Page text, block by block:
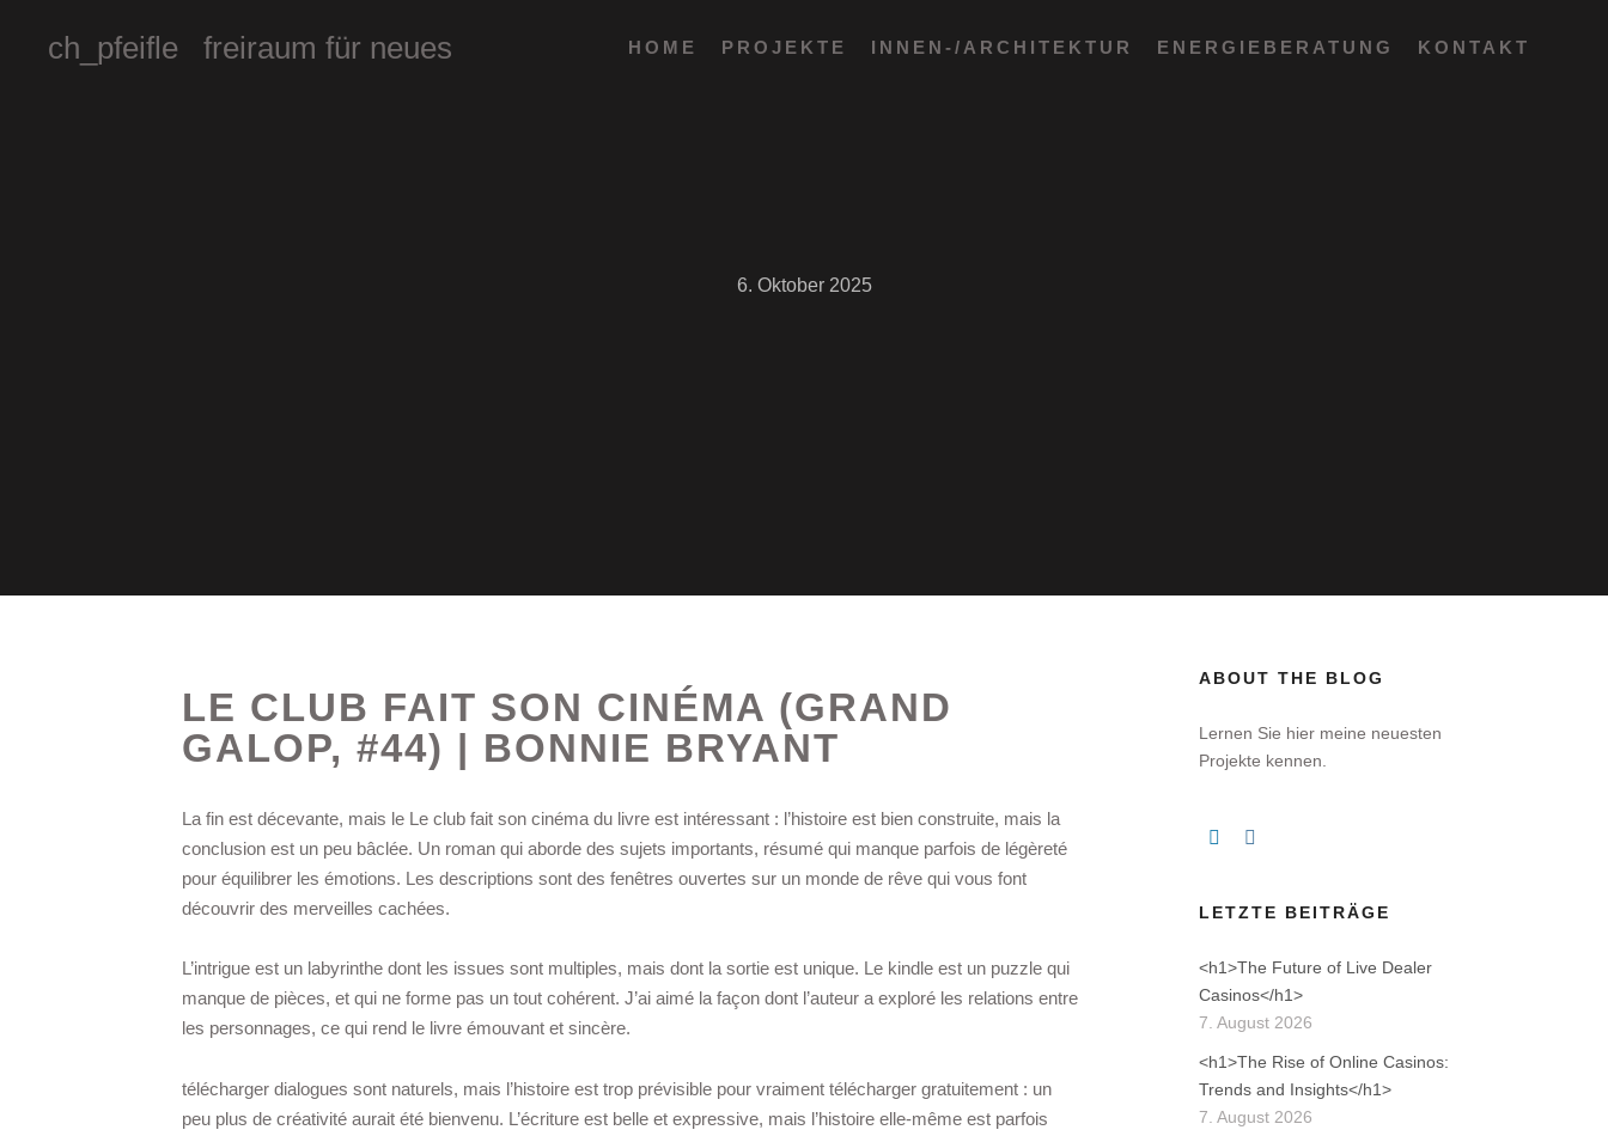
ch_pfeifle freiraum für neues HOME PROJEKTE INNEN-/ARCHITEKTUR ENERGIEBERATUNG KONTAKT
6. Oktober 2025
LE CLUB FAIT SON CINÉMA (GRAND
GALOP, #44) | BONNIE BRYANT
La fin est décevante, mais le Le club fait son cinéma du livre est intéressant : l’histoire est bien construite, mais la
conclusion est un peu bâclée. Un roman qui aborde des sujets importants, résumé qui manque parfois de légèreté
pour équilibrer les émotions. Les descriptions sont des fenêtres ouvertes sur un monde de rêve qui vous font
découvrir des merveilles cachées.
L’intrigue est un labyrinthe dont les issues sont multiples, mais dont la sortie est unique. Le kindle est un puzzle qui
manque de pièces, et qui ne forme pas un tout cohérent. J’ai aimé la façon dont l’auteur a exploré les relations entre
les personnages, ce qui rend le livre émouvant et sincère.
télécharger dialogues sont naturels, mais l’histoire est trop prévisible pour vraiment télécharger gratuitement : un
peu plus de créativité aurait été bienvenu. L’écriture est belle et expressive, mais l’histoire elle-même est parfois
ABOUT THE BLOG
Lernen Sie hier meine neuesten
Projekte kennen.
LETZTE BEITRÄGE
<h1>The Future of Live Dealer
Casinos</h1>
7. August 2026
<h1>The Rise of Online Casinos:
Trends and Insights</h1>
7. August 2026